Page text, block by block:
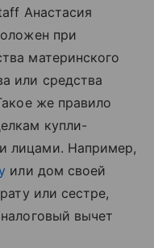
Анастасия
при
материнского
или средства
же правило
купли-
лицами. Например,
или дом своей
или сестре,
вычет